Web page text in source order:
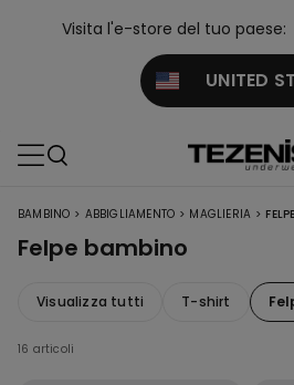
Visita l'e-store del tuo paese:
UNITED
BAMBINO > ABBIGLIAMENTO > MAGLIERIA > FELPE
Felpe bambino
Visualizza tutti T-shirt
16 articoli